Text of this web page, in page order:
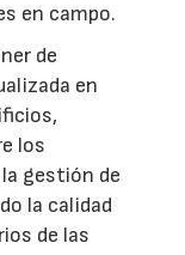
en campo.
de
en
los
gestión de
la calidad
de las